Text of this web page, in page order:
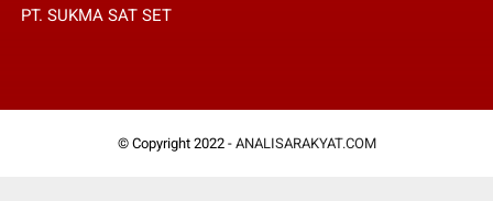
PT. SUKMA SAT SET
© Copyright 2022 - ANALISARAKYAT.COM